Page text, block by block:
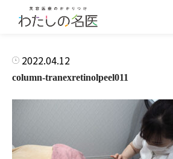
2022.04.12
column-tranexretinolpeel011